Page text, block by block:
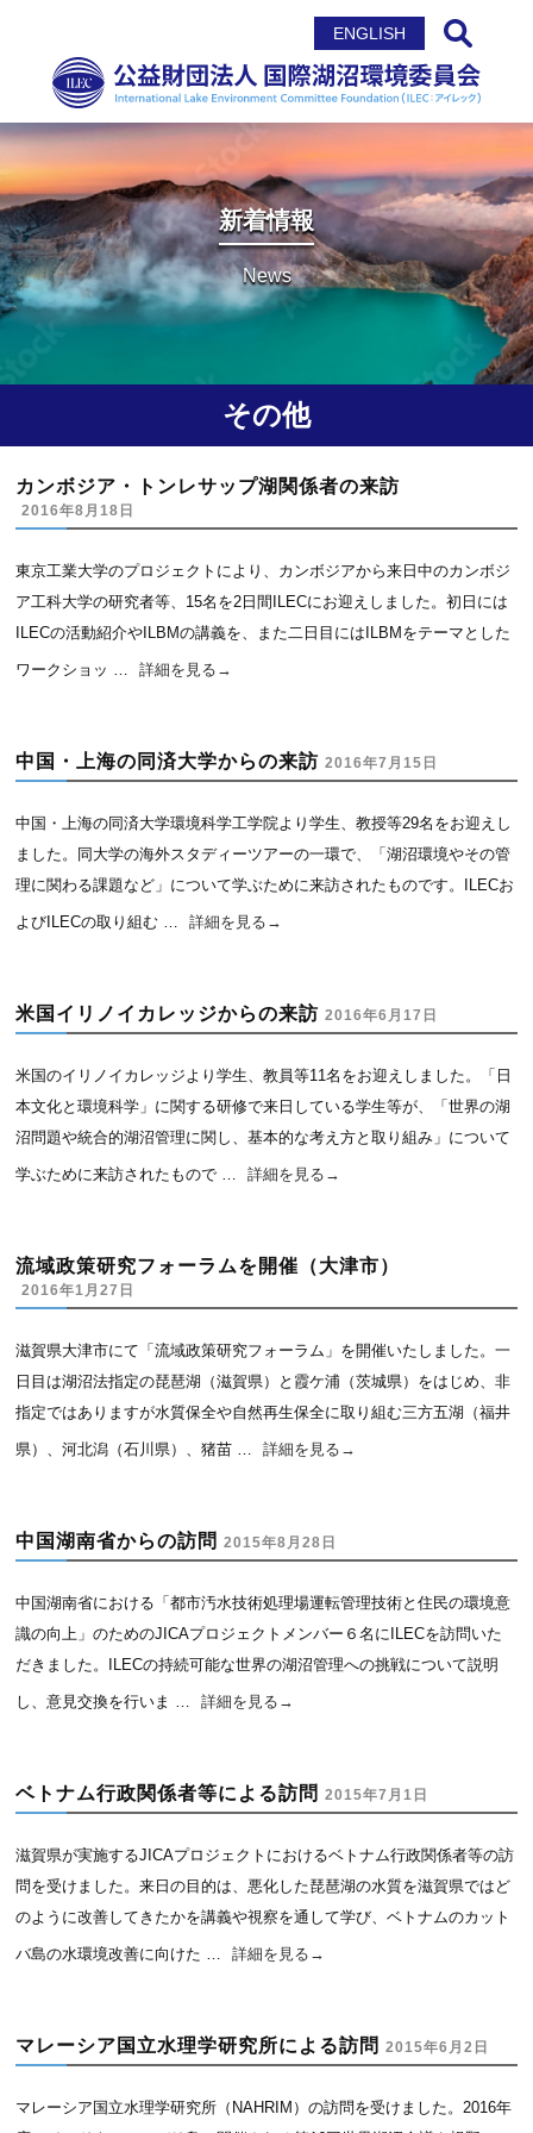
ENGLISH
サイト内検索
新着情報
News
その他
カンボジア・トンレサップ湖関係者の来訪
2016年8月18日
東京工業大学のプロジェクトにより、カンボジアから来日中のカンボジ
ア工科大学の研究者等、15名を2日間ILECにお迎えしました。初日には
ILECの活動紹介やILBMの講義を、また二日目にはILBMをテーマとした
ワークショッ … 詳細を見る →
中国・上海の同済大学からの来訪 2016年7月15日
中国・上海の同済大学環境科学工学院より学生、教授等29名をお迎えし
ました。同大学の海外スタディーツアーの一環で、「湖沼環境やその管
理に関わる課題など」について学ぶために来訪されたものです。ILECお
よびILECの取り組む … 詳細を見る →
米国イリノイカレッジからの来訪 2016年6月17日
米国のイリノイカレッジより学生、教員等11名をお迎えしました。「日
本文化と環境科学」に関する研修で来日している学生等が、「世界の湖
沼問題や統合的湖沼管理に関し、基本的な考え方と取り組み」について
学ぶために来訪されたもので … 詳細を見る →
流域政策研究フォーラムを開催（大津市）
2016年1月27日
滋賀県大津市にて「流域政策研究フォーラム」を開催いたしました。一
日目は湖沼法指定の琵琶湖（滋賀県）と霞ケ浦（茨城県）をはじめ、非
指定ではありますが水質保全や自然再生保全に取り組む三方五湖（福井
県）、河北潟（石川県）、猪苗 … 詳細を見る →
中国湖南省からの訪問 2015年8月28日
中国湖南省における「都市汚水技術処理場運転管理技術と住民の環境意
識の向上」のためのJICAプロジェクトメンバー６名にILECを訪問いた
だきました。ILECの持続可能な世界の湖沼管理への挑戦について説明
し、意見交換を行いま … 詳細を見る →
ベトナム行政関係者等による訪問 2015年7月1日
滋賀県が実施するJICAプロジェクトにおけるベトナム行政関係者等の訪
問を受けました。来日の目的は、悪化した琵琶湖の水質を滋賀県ではど
のように改善してきたかを講義や視察を通して学び、ベトナムのカット
バ島の水環境改善に向けた … 詳細を見る →
マレーシア国立水理学研究所による訪問 2015年6月2日
マレーシア国立水理学研究所（NAHRIM）の訪問を受けました。2016年